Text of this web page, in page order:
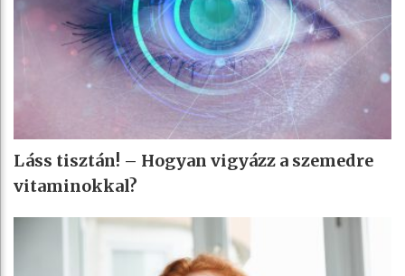
Láss tisztán! – Hogyan vigyázz a szemedre
vitaminokkal?